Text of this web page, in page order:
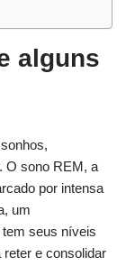
alguns
O sono REM, a
por intensa
um
seus níveis
e consolidar